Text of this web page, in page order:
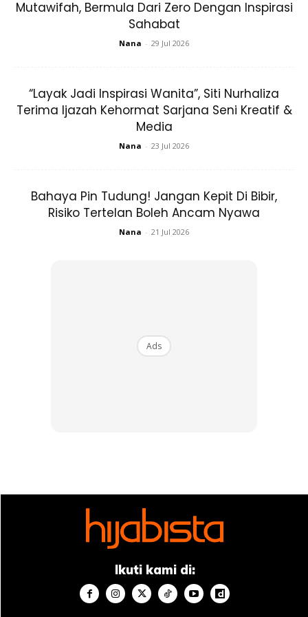
berlangsungnya majlis. Akses ke bar dan kelab lain juga
ditutup dan merokok adalah dilarang sama
sekali sepanjang majlis tersebut. Kami juga mendapatkan
digunakan oleh para tetamu juga disediakan oleh katerer
Ads
Mutawifah, Bermula Dari Zero Dengan Inspirasi
Sahabat
Nana - 29 Jul 2026
“Layak Jadi Inspirasi Wanita”, Siti Nurhaliza
Terima Ijazah Kehormat Sarjana Seni Kreatif &
Media
Nana - 23 Jul 2026
Bahaya Pin Tudung! Jangan Kepit Di Bibir,
Risiko Tertelan Boleh Ancam Nyawa
Nana - 21 Jul 2026
Ads
Ikuti kami di: